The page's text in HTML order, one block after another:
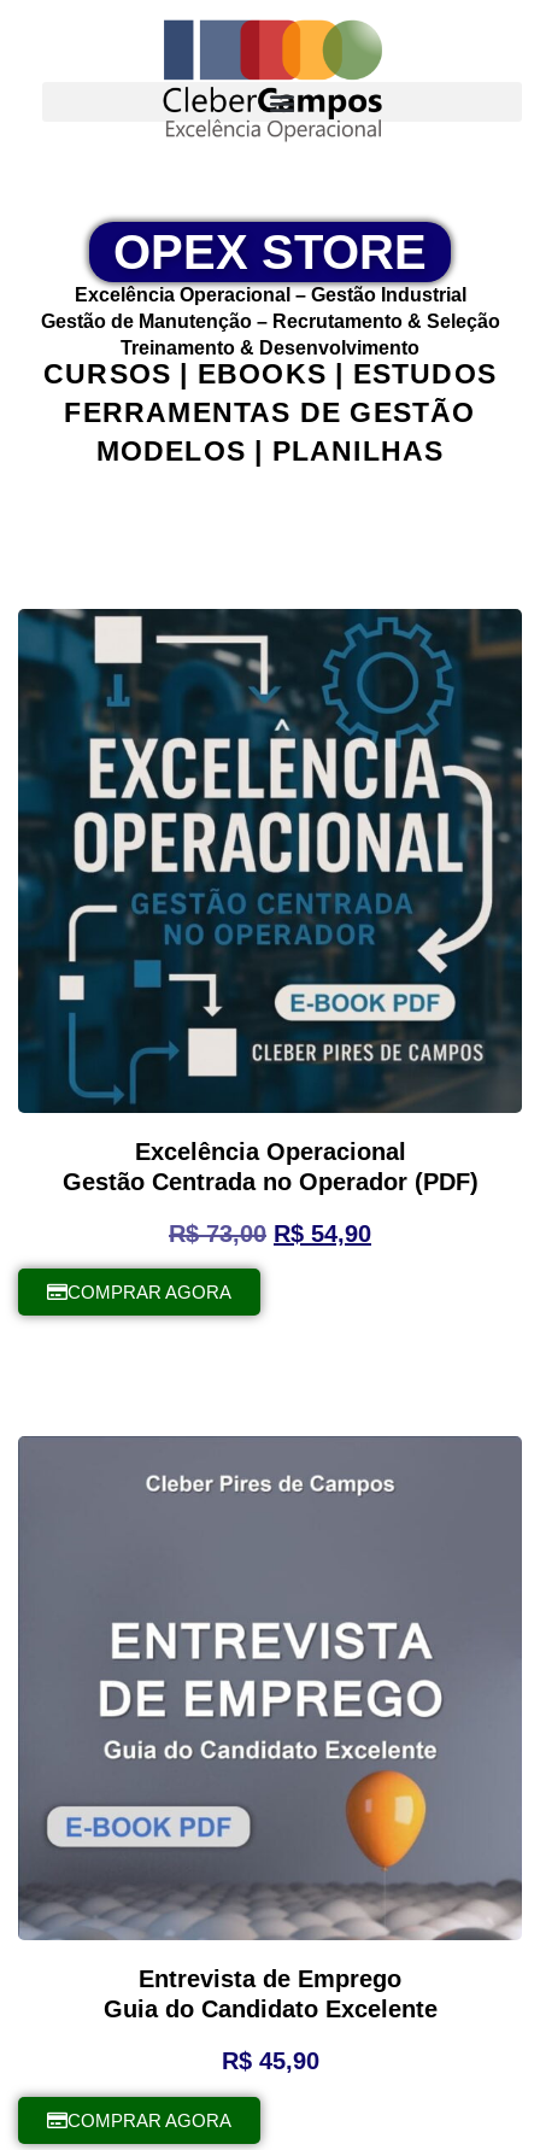
OPEX STORE
Excelência Operacional – Gestão Industrial
Gestão de Manutenção – Recrutamento & Seleção
Treinamento & Desenvolvimento
CURSOS | EBOOKS | ESTUDOS
FERRAMENTAS DE GESTÃO
MODELOS | PLANILHAS
Excelência Operacional
Gestão Centrada no Operador (PDF)
R$73,00 R$ 54,90
COMPRAR AGORA
Entrevista de Emprego
Guia do Candidato Excelente
R$45,90
COMPRAR AGORA